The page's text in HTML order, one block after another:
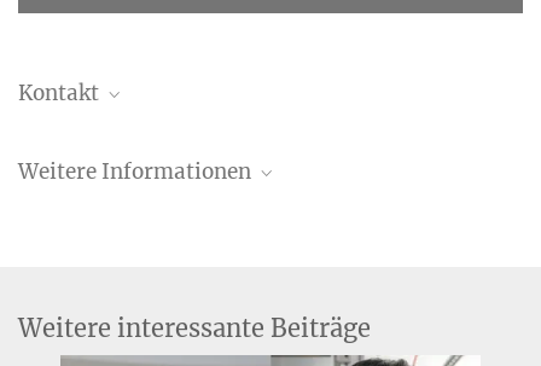
Kontakt
Lise-Meitner-Forschungsgruppenleitung, IMPRS
Weitere Informationen
Weitere interessante Beiträge